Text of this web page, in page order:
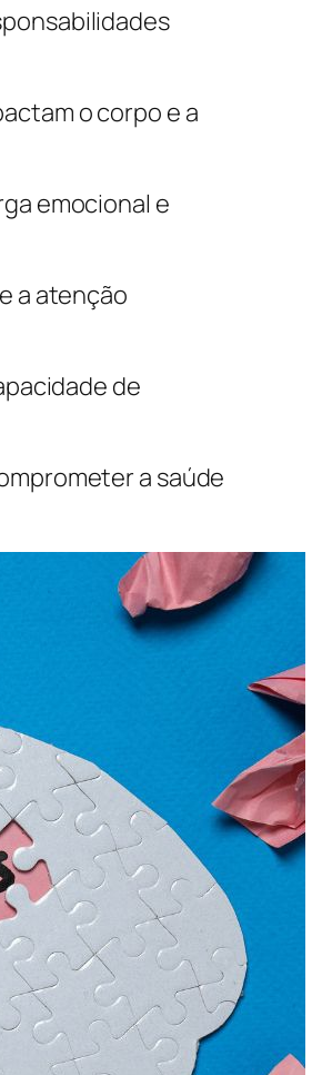
o corpo e a
emocional e
a atenção
de
a saúde